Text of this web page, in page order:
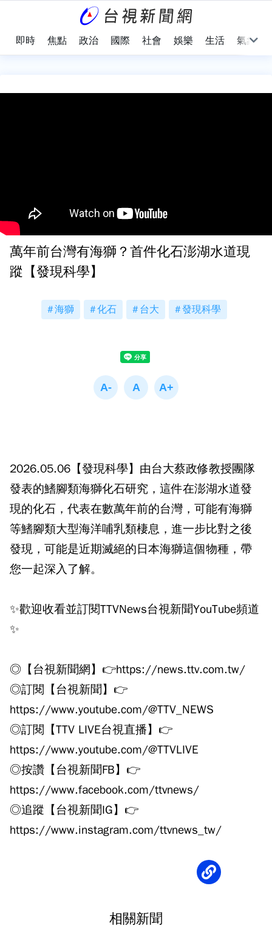
即時 焦點 政治 國際 社會 娛樂 生活 氣象
萬年前台灣有海獅？首件化石澎湖水道現
蹤【發現科學】
海獅 化石 台大 發現科學
2026.05.06【發現科學】由台大蔡政修教授團隊
發表的鰭腳類海獅化石研究，這件在澎湖水道發
現的化石，代表在數萬年前的台灣，可能有海獅
等鰭腳類大型海洋哺乳類棲息，進一步比對之後
發現，可能是近期滅絕的日本海獅這個物種，帶
您一起深入了解。
✨歡迎收看並訂閱TTVNews台視新聞YouTube頻道
✨
◎【台視新聞網】👉https://news.ttv.com.tw/
◎訂閱【台視新聞】👉
https://www.youtube.com/@TTV_NEWS
◎訂閱【TTV LIVE台視直播】👉
https://www.youtube.com/@TTVLIVE
◎按讚【台視新聞FB】👉
https://www.facebook.com/ttvnews/
◎追蹤【台視新聞IG】👉
https://www.instagram.com/ttvnews_tw/
相關新聞